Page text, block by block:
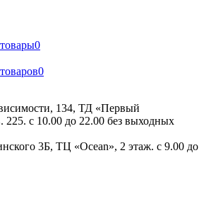
0
0
134, ТД «Первый
с 10.00 до 22.00 без выходных
3Б, ТЦ «Ocean», 2 этаж. с 9.00 до